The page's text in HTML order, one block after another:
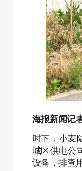
海报新闻记
时下，小麦
城区供电公
设备，排查